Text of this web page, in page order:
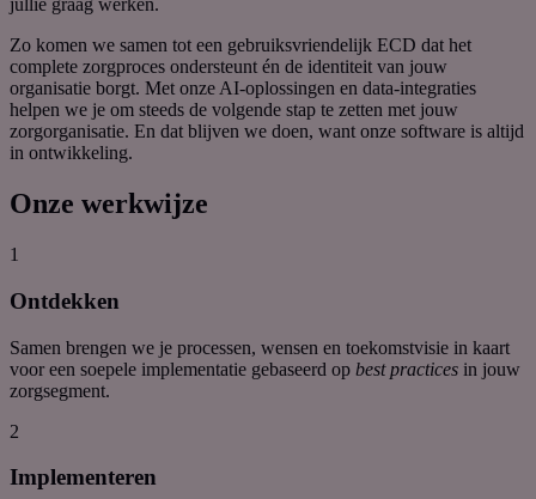
jullie graag werken.
Zo komen we samen tot een gebruiksvriendelijk ECD dat het
complete zorgproces ondersteunt én de identiteit van jouw
organisatie borgt. Met onze AI-oplossingen en data-integraties
helpen we je om steeds de volgende stap te zetten met jouw
zorgorganisatie. En dat blijven we doen, want onze software is altijd
in ontwikkeling.
Onze werkwijze
1
Ontdekken
Samen brengen we je processen, wensen en toekomstvisie in kaart
voor een soepele implementatie gebaseerd op bestpractices in jouw
zorgsegment.
2
Implementeren